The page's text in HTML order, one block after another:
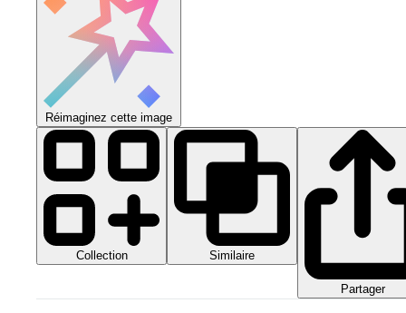
Réimaginez cette image
Collection Similaire
Partager